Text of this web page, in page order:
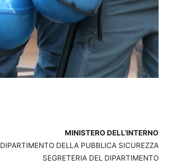
MINISTERO DELL’INTERNO
DIPARTIMENTO DELLA PUBBLICA SICUREZZA
SEGRETERIA DEL DIPARTIMENTO